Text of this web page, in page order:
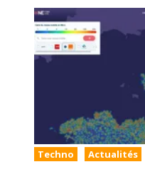
Techno Actualités